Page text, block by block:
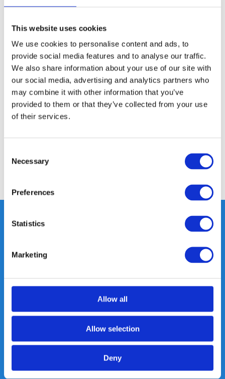
This website uses cookies
We use cookies to personalise content and ads, to
provide social media features and to analyse our traffic.
We also share information about your use of our site with
our social media, advertising and analytics partners who
may combine it with other information that you’ve
provided to them or that they’ve collected from your use
of their services.
Selection
Necessary
Preferences
Statistics
Marketing
Allow all
Allow selection
Deny
GRATIS LEVERING VANAF € 100
350m2 FYSIEKE WINKEL
24/7 ONLINE WINKELEN
Productomschrijving
Specificaties
contact met ons op.
info@gearpoint.nl